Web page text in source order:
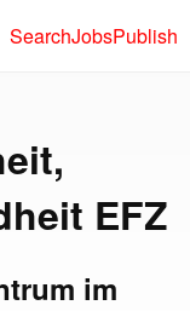
SearchJobsPublish
EFZ
im